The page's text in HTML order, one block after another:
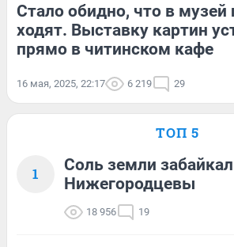
Стало обидно, что в музей
ходят. Выставку картин
прямо в читинском кафе
16 мая, 2025, 22:17 6 219 29
ТОП 5
1
Соль земли
Нижегородцевы
18 956 19